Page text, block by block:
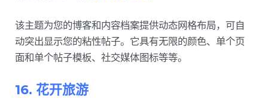
该主题为您的博客和内容档案提供动态网格布局，可自
动突出显示您的粘性帖子。它具有无限的颜色、单个页
面和单个帖子模板、社交媒体图标等等。
16. 花开旅游